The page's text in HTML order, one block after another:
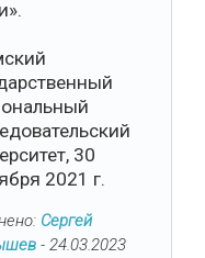
30
2021 г.
Сергей
- 24.03.2023